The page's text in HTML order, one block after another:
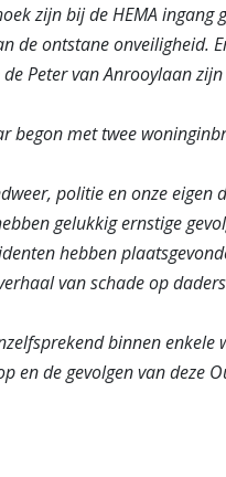
zijn bij de HEMA
de ontstane onveiligheid.
Peter van Anrooylaan
begon met twee
politie en onze
gelukkig ernstige
hebben
van schade op
binnen
en de gevolgen van deze